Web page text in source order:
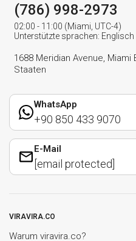
(786) 998-2973
02:00 - 11:00 (Miami, UTC-4)
Unterstützte sprachen: Englisch
1688 Meridian Avenue, Miami
Staaten
WhatsApp
+90 850 433 9070
E-Mail
[email protected]
VIRAVIRA.CO
Warum viravira.co?